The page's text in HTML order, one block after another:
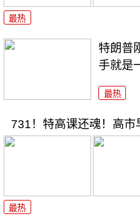
最热
特朗普
手就是
最热
731！特高课还魂！高
最热